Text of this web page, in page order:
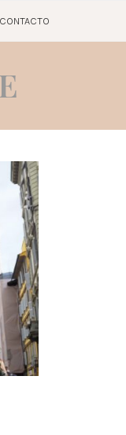
CONTACTO